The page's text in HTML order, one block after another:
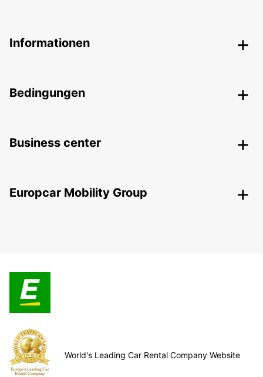
Informationen
Bedingungen
Business center
Europcar Mobility Group
World's Leading Car Rental Company Website